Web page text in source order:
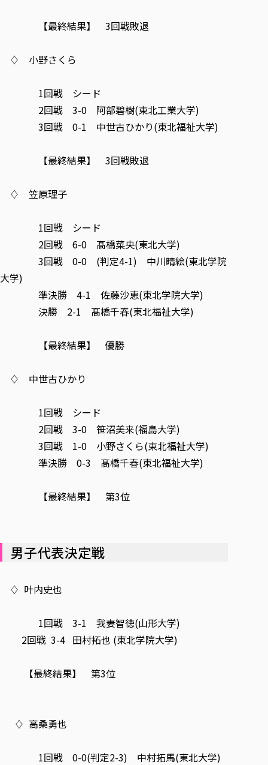
【最終結果】 3回戦敗退
♢ 小野さくら
1回戦 シード
2回戦 3-0 阿部碧樹(東北工業大学)
3回戦 0-1 中世古ひかり(東北福祉大学)
【最終結果】 3回戦敗退
♢ 笠原理子
1回戦 シード
2回戦 6-0 髙橋菜央(東北大学)
3回戦 0-0 (判定4-1) 中川晴絵(東北学院
大学)
準決勝 4-1 佐藤沙恵(東北学院大学)
決勝 2-1 髙橋千春(東北福祉大学)
【最終結果】 優勝
♢ 中世古ひかり
1回戦 シード
2回戦 3-0 笹沼美来(福島大学)
3回戦 1-0 小野さくら(東北福祉大学)
準決勝 0-3 髙橋千春(東北福祉大学)
【最終結果】 第3位
男子代表決定戦
♢ 叶内史也
1回戦 3-1 我妻智徳(山形大学)
2回戦 3-4 田村拓也 (東北学院大学)
【最終結果】 第3位
♢ 高桑勇也
1回戦 0-0(判定2-3) 中村拓馬(東北大学)